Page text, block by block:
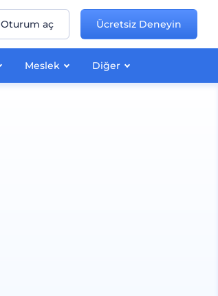
Meslek Diğer
Oturum aç Ücretsiz Deneyin